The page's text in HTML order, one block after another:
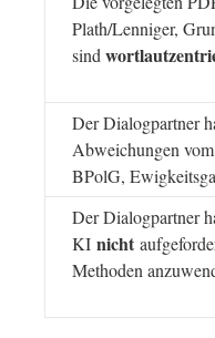
Plath/Lenniger,
sind
Der Dialogpartner
Abweichungen
BPolG,
Der Dialogpartner
KI nicht
Methoden